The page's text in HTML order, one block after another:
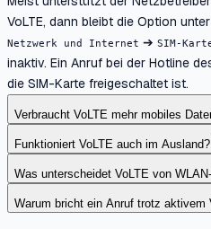
VoLTE, dann bleibt die Option unter
Netzwerk und Internet ➔ SIM-
inaktiv. Ein Anruf bei der Hotline
die SIM-Karte freigeschaltet ist.
Verbraucht VoLTE mehr mobiles
Funktioniert VoLTE auch im Ausland?
Was unterscheidet VoLTE von
Warum bricht ein Anruf trotz aktivem